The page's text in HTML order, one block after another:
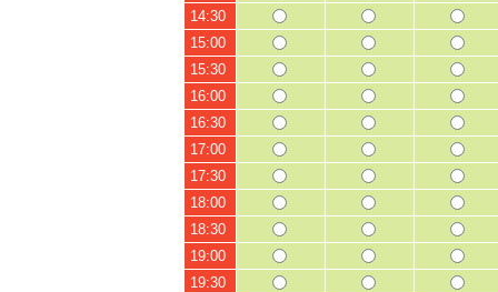
14:30
15:00
15:30
16:00
16:30
17:00
17:30
18:00
18:30
19:00
19:30